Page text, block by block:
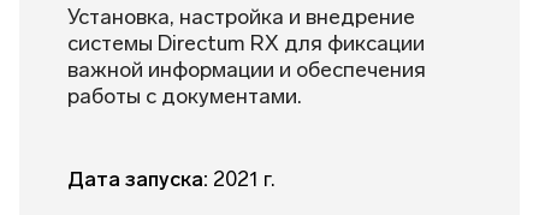
Установка, настройка и внедрение
системы Directum RX для фиксации
важной информации и обеспечения
работы с документами.
Дата запуска: 2021 г.